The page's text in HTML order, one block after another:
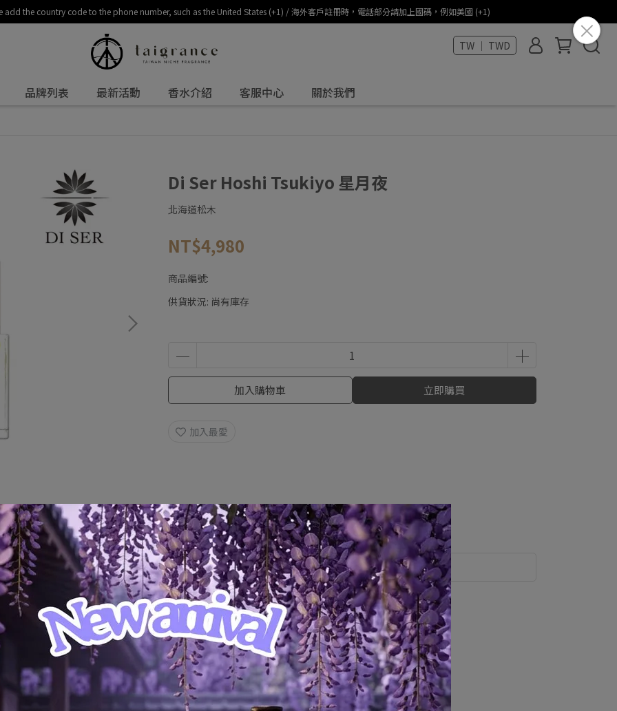
add the country code to the phone number, such as the United States (+1) / 海外客戶註冊時，電話部分請加上國碼，例如美國 (+1)
TW ｜ TWD
品牌列表 最新活動 香水介紹 客服中心 關於我們
Di Ser Hoshi Tsukiyo 星月夜
北海道松木
NT$4,980
商品編號:
供貨狀況: 尚有庫存
加入購物車 立即購買
加入最愛
規格說明 運送方式